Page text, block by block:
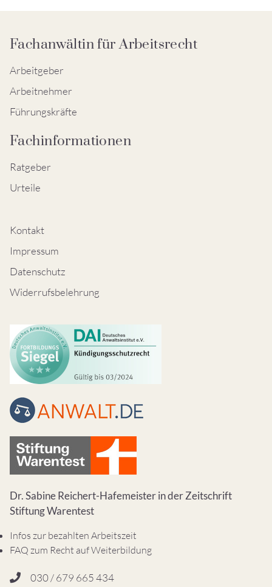
Fachanwältin für Arbeitsrecht
Arbeitgeber
Arbeitnehmer
Führungskräfte
Fachinformationen
Ratgeber
Urteile
Kontakt
Impressum
Datenschutz
Widerrufsbelehrung
Dr. Sabine Reichert-Hafemeister in der Zeitschrift
Stiftung Warentest
Infos zur bezahlten Arbeitszeit
FAQ zum Recht auf Weiterbildung
030 / 679 665 434